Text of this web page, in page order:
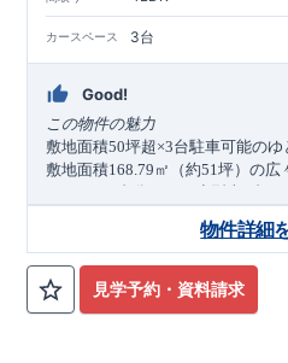
カースペース 3台
Good!
この物件の魅力
敷地面積50坪超×3台駐車可能の
敷地面積168.79 ㎡（約51坪）の広
台分（うち小型車
台
ングやお子さまの遊び場としても
角地ならではの開放感と陽当たり
開放感のある角地に位置し、陽当
道路はゆとりある約
公道で、
見学予約・資料請求
物件詳細